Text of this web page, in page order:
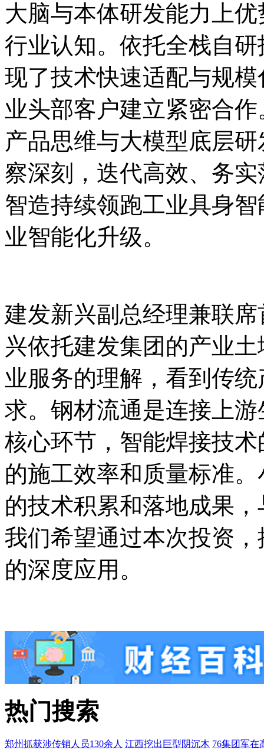
大脑与本体研发能力上
行业认知。依托全栈自
现了技术快速适配与规
业头部客户建立紧密合
产品思维与大模型底层
察深刻，迭代高效、务
智造持续领跑工业具身
业智能化升级。
建发新兴副总经理兼联
兴依托建发集团的产业
业服务的理解，看到传
求。钢材流通是连接上
核心环节，智能焊接技
的施工效率和质量标准
的技术积累和落地成果
我们希望通过本次投资
的深度应用。
热门搜索
郑州抓获涉传销人员130余人 江西挖出巨型阴沉木 76集团军在